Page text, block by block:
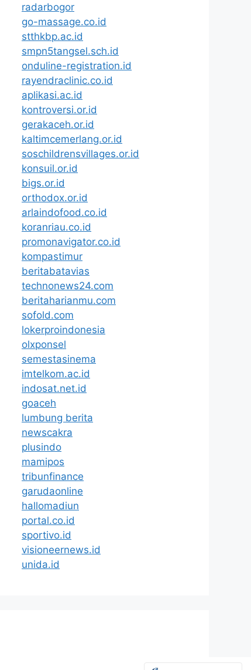
radarbogor
go-massage.co.id
stthkbp.ac.id
smpn5tangsel.sch.id
onduline-registration.id
rayendraclinic.co.id
aplikasi.ac.id
kontroversi.or.id
gerakaceh.or.id
kaltimcemerlang.or.id
soschildrensvillages.or.id
konsuil.or.id
bigs.or.id
orthodox.or.id
arlaindofood.co.id
koranriau.co.id
promonavigator.co.id
kompastimur
beritabatavias
technonews24.com
beritaharianmu.com
sofold.com
lokerproindonesia
olxponsel
semestasinema
imtelkom.ac.id
indosat.net.id
goaceh
lumbung berita
newscakra
plusindo
mamipos
tribunfinance
garudaonline
hallomadiun
portal.co.id
sportivo.id
visioneernews.id
unida.id